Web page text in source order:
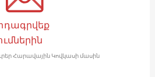
Հարավային Կովկասի մասին